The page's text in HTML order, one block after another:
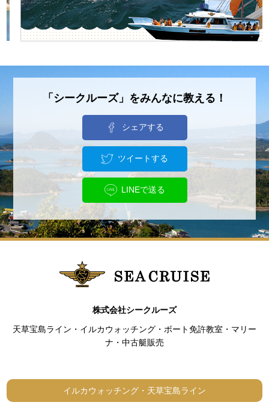
「シークルーズ」をみんなに教える！
シェアする
ツイートする
LINEで送る
株式会社シークルーズ
天草宝島ライン・イルカウォッチング・ボート免許教室・マリー
ナ・中古艇販売
イルカウォッチング・天草宝島ライン